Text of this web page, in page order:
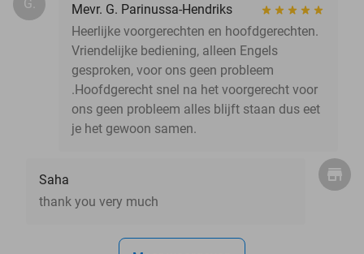
G.
Mevr. G. Parinussa-Hendriks
Heerlijke voorgerechten en hoofdgerechten.
Vriendelijke bediening, alleen Engels
gesproken, voor ons geen probleem
.Hoofdgerecht snel na het voorgerecht voor
ons geen probleem alles blijft staan dus eet
je het gewoon samen.
Saha
thank you very much